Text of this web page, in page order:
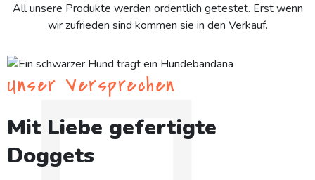
All unsere Produkte werden ordentlich getestet. Erst wenn
wir zufrieden sind kommen sie in den Verkauf.
Unser Versprechen
Mit Liebe gefertigte
Doggets